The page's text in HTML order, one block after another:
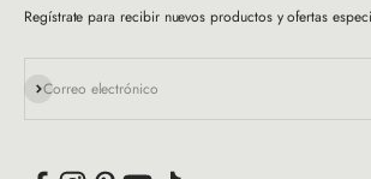
Regístrate para recibir nuevos productos y ofertas
Correo electrónico
Suscribirse